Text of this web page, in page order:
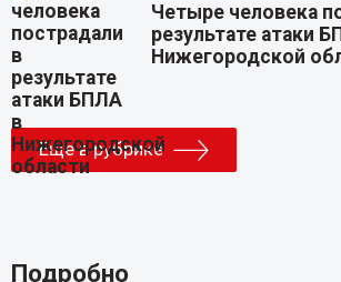
Четыре человека
результате атаки
Нижегородской
Еще в рубрике
Подробно